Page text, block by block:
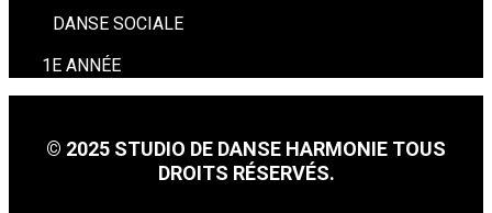
DANSE SOCIALE
1E ANNÉE
© 2025 STUDIO DE DANSE HARMONIE TOUS
DROITS RÉSERVÉS.